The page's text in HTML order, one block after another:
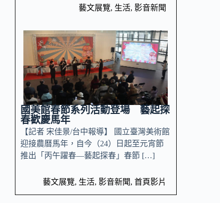
藝文展覽, 生活, 影音新聞
國美館春節系列活動登場 藝起探
春歡慶馬年
【記者 宋佳景/台中報導】 國立臺灣美術館
迎接農曆馬年，自今（24）日起至元宵節
推出「丙午躍春—藝起探春」春節 […]
藝文展覽, 生活, 影音新聞, 首頁影片